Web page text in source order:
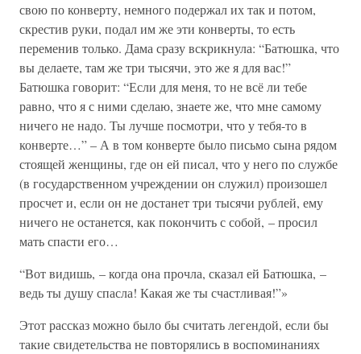
свою по конверту, немного подержал их так и потом,
скрестив руки, подал им же эти конверты, то есть
переменив только. Дама сразу вскрикнула: “Батюшка, что
вы делаете, там же три тысячи, это же я для вас!”
Батюшка говорит: “Если для меня, то не всё ли тебе
равно, что я с ними сделаю, знаете же, что мне самому
ничего не надо. Ты лучше посмотри, что у тебя-то в
конверте…” – А в том конверте было письмо сына рядом
стоящей женщины, где он ей писал, что у него по службе
(в государственном учреждении он служил) произошел
просчет и, если он не достанет три тысячи рублей, ему
ничего не останется, как покончить с собой, – просил
мать спасти его…
“Вот видишь, – когда она прочла, сказал ей Батюшка, –
ведь ты душу спасла! Какая же ты счастливая!”»
Этот рассказ можно было бы считать легендой, если бы
такие свидетельства не повторялись в воспоминаниях